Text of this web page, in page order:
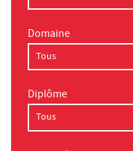
Domaine
Diplôme